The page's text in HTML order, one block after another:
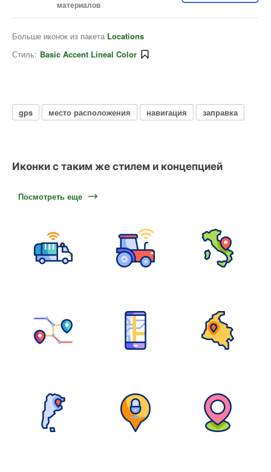
материалов
Больше иконок из пакета Locations
Стиль: Basic Accent Lineal Color
gps место расположения навигация заправка
Иконки с таким же стилем и концепцией
Посмотреть еще